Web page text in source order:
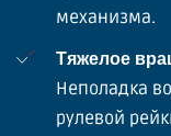
механизма.
Тяжелое
Неполадка
рулевой